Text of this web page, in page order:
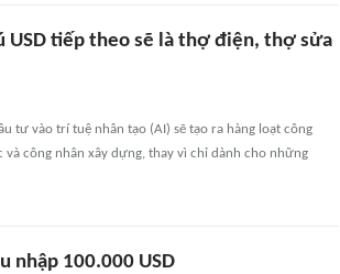
USD tiếp theo sẽ là thợ điện, thợ sửa
tư vào trí tuệ nhân tạo (AI) sẽ tạo ra hàng loạt công
công nhân xây dựng, thay vì chỉ dành cho những
nhập 100.000 USD